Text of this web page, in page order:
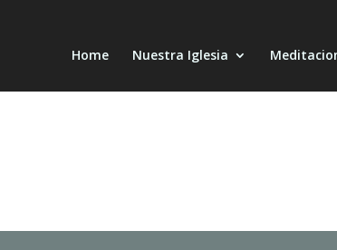
Home Nuestra Iglesia